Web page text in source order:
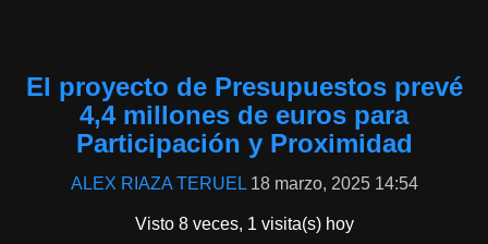
El proyecto de Presupuestos prevé
4,4 millones de euros para
Participación y Proximidad
ALEX RIAZA TERUEL 18 marzo, 2025 14:54
Visto 8 veces, 1 visita(s) hoy